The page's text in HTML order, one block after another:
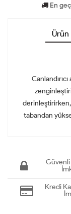
En
Ürün
tabandan
Güvenli
Kredi